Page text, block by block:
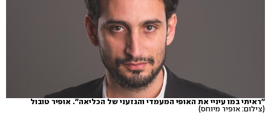
''ראיתי במו עיניי את האופי המעמדי והגזעני של הכליאה''. אופיר טובול
(צילום: אופיר מיוחס)